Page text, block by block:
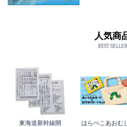
人気商
BEST SELLER
東海道新幹線開
はらぺこあおむ